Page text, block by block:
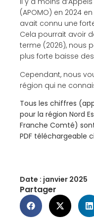
(APOMO) en 2024
avait connu une
Cela pourrait avoir
terme (2026), nous
plus forte baisse
Cependant, nous
région qui ne
Tous les chiffres
pour la région Nord
Franche Comté)
PDF téléchargeable
Date : janvier 2025
Partager